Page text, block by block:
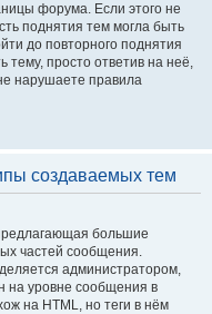
форума. Если этого не
поднятия тем могла быть
до повторного поднятия
просто ответив на неё,
нарушаете правила
создаваемых тем
большие
частей сообщения.
администратором,
на уровне сообщения в
на HTML, но теги в нём